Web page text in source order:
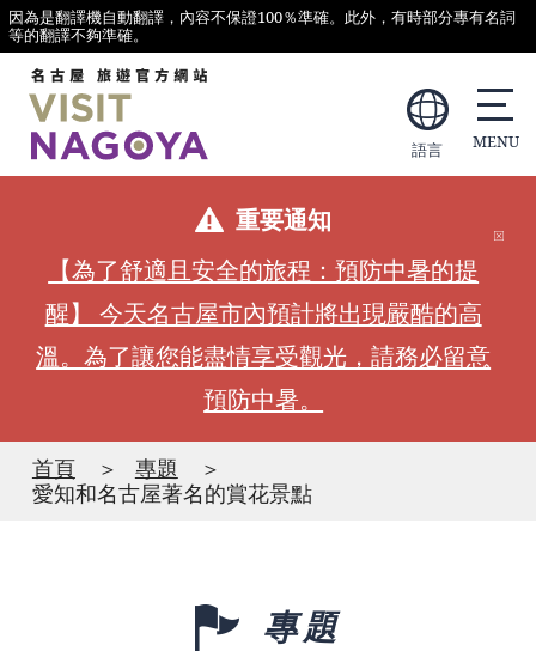
因為是翻譯機自動翻譯，內容不保證100％準確。此外，有時部分專有名詞
等的翻譯不夠準確。
語言
重要通知
【為了舒適且安全的旅程：預防中暑的提
醒】 今天名古屋市內預計將出現嚴酷的高
溫。為了讓您能盡情享受觀光，請務必留意
預防中暑。
首頁
專題
愛知和名古屋著名的賞花景點
專題